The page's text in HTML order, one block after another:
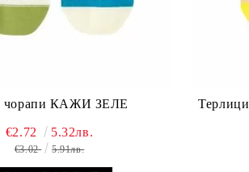
чорапи КАЖИ ЗЕЛЕ
€2.72 5.32лв.
€3.02 5.91лв.